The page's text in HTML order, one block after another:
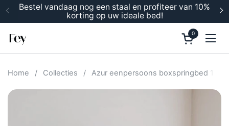
Ga naar content
Vorige
Bestel vandaag nog een staal en profiteer van 10%
korting op uw ideale bed!
0
Home / Collecties / Azur eenpersoons boxspringbed